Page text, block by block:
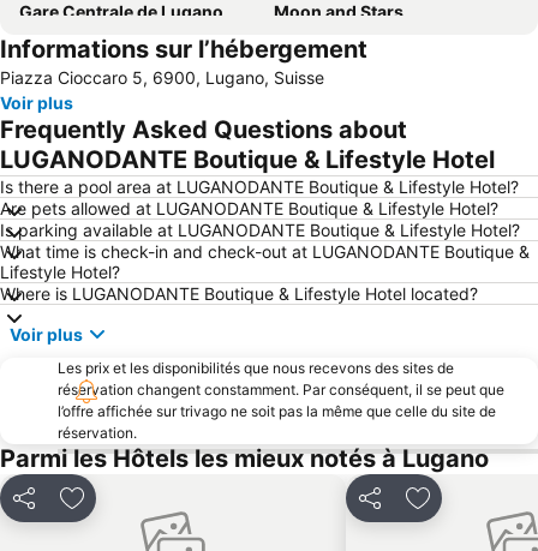
Gare Centrale de Lugano
Moon and Stars
Valle Maggia
Station Locarno
FoxTown Mendrisio
Centro Commerciale Il Centro
Gandria
Grande Lido Ascona
Autodromo Nazionale Monza
Swissminiatur
Vallée d'Onsernone
Lido di Cannobio
Centovalli
Castagnola
Casinò di Campione
Lido de Lugano
Locarno Film Festival
Iles de Brissago
Cannero Riviera Lido
Lago di Varese
Brè
Promenade en bord de mer de Lugano
Pregassona
Porto di Stresa
Monte Generoso Calvagione
Aéroport de Lugano
Cassarate
Viganello
Informations sur l’hébergement
Piazza Cioccaro 5, 6900, Lugano, Suisse
Voir plus
Frequently Asked Questions about
LUGANODANTE Boutique & Lifestyle Hotel
Is there a pool area at LUGANODANTE Boutique & Lifestyle Hotel?
Are pets allowed at LUGANODANTE Boutique & Lifestyle Hotel?
Is parking available at LUGANODANTE Boutique & Lifestyle Hotel?
What time is check-in and check-out at LUGANODANTE Boutique &
Lifestyle Hotel?
Where is LUGANODANTE Boutique & Lifestyle Hotel located?
Voir plus
Les prix et les disponibilités que nous recevons des sites de
réservation changent constamment. Par conséquent, il se peut que
l’offre affichée sur trivago ne soit pas la même que celle du site de
réservation.
Parmi les Hôtels les mieux notés à Lugano
PartagerAjouter à mes favoris PartagerAjouter à